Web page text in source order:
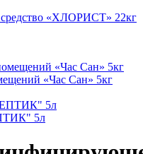
«Час Сан» 5кг
5л